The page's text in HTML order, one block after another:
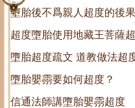
墮胎後不爲親人超度的後
超度墮胎使用地藏王菩薩
墮胎超度疏文 道教做法超
墮胎嬰霛要如何超度？
信通法師講墮胎嬰霛超度